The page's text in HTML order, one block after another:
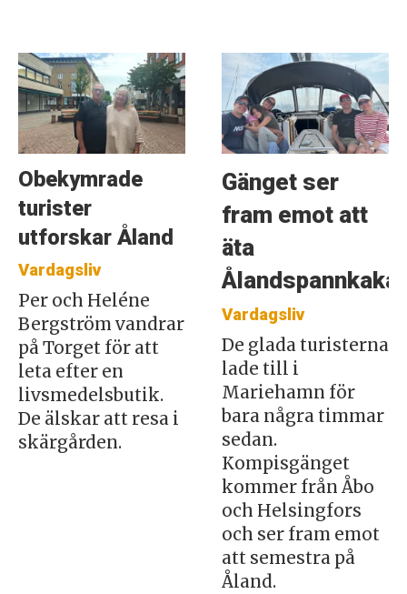
Obekymrade
turister
utforskar Åland
Vardagsliv
Per och Heléne
Bergström vandrar
på Torget för att
leta efter en
livsmedelsbutik.
De älskar att resa i
skärgården.
Gänget ser
fram emot att
äta
Ålandspannkaka
Vardagsliv
De glada turisterna
lade till i
Mariehamn för
bara några timmar
sedan.
Kompisgänget
kommer från Åbo
och Helsingfors
och ser fram emot
att semestra på
Åland.